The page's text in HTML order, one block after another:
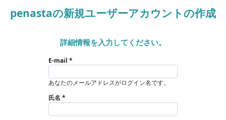
penastaの新規ユーザーアカウントの作成
詳細情報を入力してください。
E-mail
あなたのメールアドレスがログイン名です。
氏名